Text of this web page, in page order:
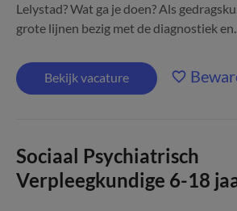
Lelystad? Wat ga je doen? Als
grote lijnen bezig met de diagnostiek
Bekijk vacature
Sociaal Psychiatrisch
Verpleegkundige 6-18